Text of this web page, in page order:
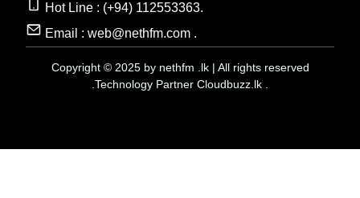
Hot Line : (+94) 112553363.
Email : web@nethfm.com .
Copyright © 2025 by nethfm .lk | All rights reserved
.Technology Partner Cloudbuzz.lk .